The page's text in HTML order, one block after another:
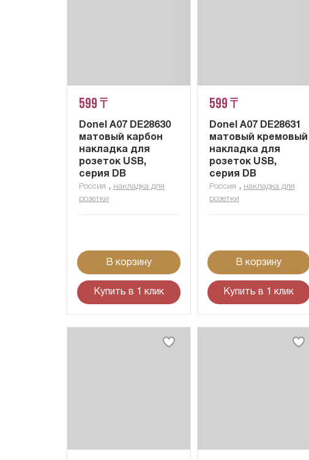
599 ₸
Donel A07 DE28630
матовый карбон
накладка для
розеток USB,
серия DB
Россия , накладка для
розетки
В корзину
Купить в 1 клик
599 ₸
Donel A07 DE28631
матовый кремовый
накладка для
розеток USB,
серия DB
Россия , накладка для
розетки
В корзину
Купить в 1 клик